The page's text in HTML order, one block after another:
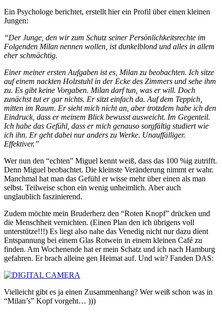
Ein Psychologe berichtet, erstellt hier ein Profil über einen kleinen
Jungen:
“Der Junge, den wir zum Schutz seiner Persönlichkeitsrechte im
Folgenden Milan nennen wollen, ist dunkelblond und alles in allem
eher schmächtig.
Einer meiner ersten Aufgaben ist es, Milan zu beobachten. Ich sitze
auf einem nackten Holzstuhl in der Ecke des Zimmers und sehe ihm
zu. Es gibt keine Vorgaben. Milan darf tun, was er will. Doch
zunächst tut er gar nichts. Er sitzt einfach da. Auf dem Teppich,
mitten im Raum. Er sieht mich nicht an, aber trotzdem habe ich den
Eindruck, dass er meinem Blick bewusst ausweicht. Im Gegenteil.
Ich habe das Gefühl, dass er mich genauso sorgfältig studiert wie
ich ihn. Er geht dabei nur anders zu Werke. Unauffälliger.
Effektiver.”
Wer nun den “echten” Miguel kennt weiß, dass das 100 %ig zutrifft.
Denn Miguel beobachtet. Die kleinste Veränderung nimmt er wahr.
Manchmal hat man das Gefühl er wisse mehr über einen als man
selbst. Teilweise schon ein wenig unheimlich. Aber auch
unglaublich faszinierend.
Zudem möchte mein Bruderherz den “Roten Knopf” drücken und
die Menschheit vernichten. (Einen Plan den ich übrigens voll
unterstütze!!!) Es liegt also nahe das Venedig nicht nur dazu dient
Entspannung bei einem Glas Rotwein in einem kleinen Café zu
finden. Am Wochenende hat er mein Schatz und ich nach Hamburg
gefahren. Er brach alleine gen Heimat auf. Und wir? Fanden DAS:
Vielleicht gibt es ja einen Zusammenhang? Wer weiß schon was in
“Milan’s” Kopf vorgeht… )))